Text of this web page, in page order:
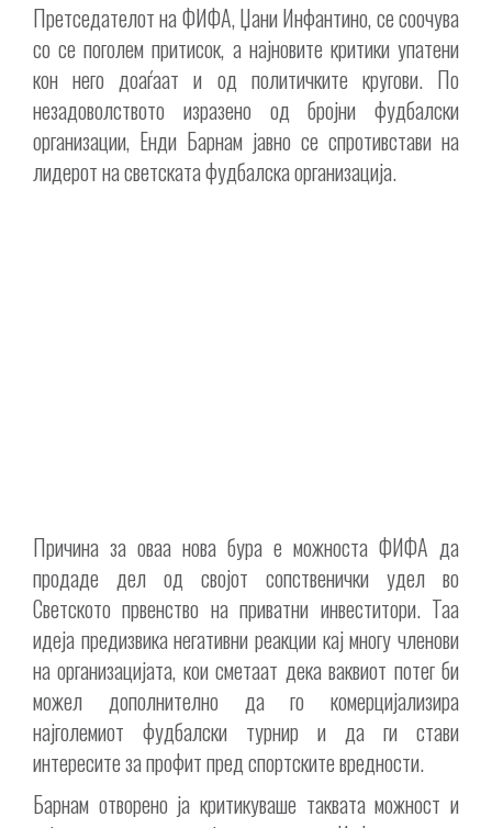
Претседателот на ФИФА, Џани Инфантино, се соочува
со се поголем притисок, а најновите критики упатени
кон него доаѓаат и од политичките кругови. По
незадоволството изразено од бројни фудбалски
организации, Енди Барнам јавно се спротивстави на
лидерот на светската фудбалска организација.
Причина за оваа нова бура е можноста ФИФА да
продаде дел од својот сопственички удел во
Светското првенство на приватни инвеститори. Таа
идеја предизвика негативни реакции кај многу членови
на организацијата, кои сметаат дека ваквиот потег би
можел дополнително да го комерцијализира
најголемиот фудбалски турнир и да ги стави
интересите за профит пред спортските вредности.
Барнам отворено ја критикуваше таквата можност и